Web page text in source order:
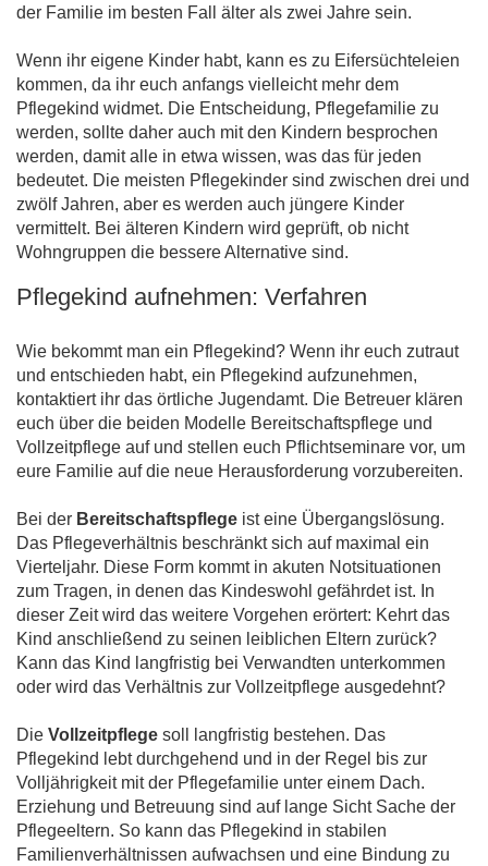
der Familie im besten Fall älter als zwei Jahre sein.
Wenn ihr eigene Kinder habt, kann es zu Eifersüchteleien
kommen, da ihr euch anfangs vielleicht mehr dem
Pflegekind widmet. Die Entscheidung, Pflegefamilie zu
werden, sollte daher auch mit den Kindern besprochen
werden, damit alle in etwa wissen, was das für jeden
bedeutet. Die meisten Pflegekinder sind zwischen drei und
zwölf Jahren, aber es werden auch jüngere Kinder
vermittelt. Bei älteren Kindern wird geprüft, ob nicht
Wohngruppen die bessere Alternative sind.
Pflegekind aufnehmen: Verfahren
Wie bekommt man ein Pflegekind? Wenn ihr euch zutraut
und entschieden habt, ein Pflegekind aufzunehmen,
kontaktiert ihr das örtliche Jugendamt. Die Betreuer klären
euch über die beiden Modelle Bereitschaftspflege und
Vollzeitpflege auf und stellen euch Pflichtseminare vor, um
eure Familie auf die neue Herausforderung vorzubereiten.
Bei der Bereitschaftspflege ist eine Übergangslösung.
Das Pflegeverhältnis beschränkt sich auf maximal ein
Vierteljahr. Diese Form kommt in akuten Notsituationen
zum Tragen, in denen das Kindeswohl gefährdet ist. In
dieser Zeit wird das weitere Vorgehen erörtert: Kehrt das
Kind anschließend zu seinen leiblichen Eltern zurück?
Kann das Kind langfristig bei Verwandten unterkommen
oder wird das Verhältnis zur Vollzeitpflege ausgedehnt?
Die Vollzeitpflege soll langfristig bestehen. Das
Pflegekind lebt durchgehend und in der Regel bis zur
Volljährigkeit mit der Pflegefamilie unter einem Dach.
Erziehung und Betreuung sind auf lange Sicht Sache der
Pflegeeltern. So kann das Pflegekind in stabilen
Familienverhältnissen aufwachsen und eine Bindung zu